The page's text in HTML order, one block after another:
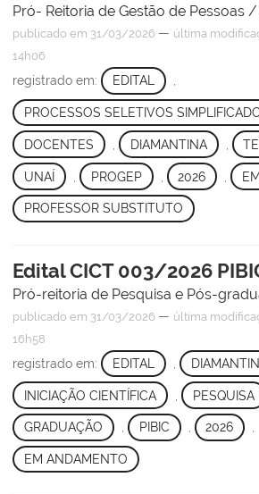
Pró- Reitoria de Gestão de Pessoas /
publicado em 31/03/2026 — última
14h06
registrado em: EDITAL ,
PROCESSOS SELETIVOS
DOCENTES DIAMANTINA
UNAÍ PROGEP 2026 ,
PROFESSOR SUBSTITUTO
Edital CICT 003/2026
Pró-reitoria de Pesquisa e Pós-
publicado em 31/03/2026 — última
16h58
registrado em: EDITAL
INICIAÇÃO CIENTÍFICA PESQUISA
GRADUAÇÃO , PIBIC , 2026 ,
EM ANDAMENTO